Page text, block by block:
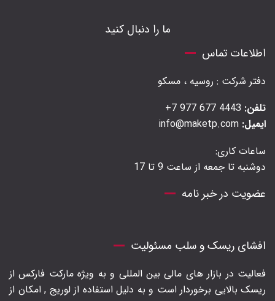
ما را دنبال کنید
اطلاعات تماس
دفتر شرکت : روسیه ، مسکو
تلفن:
ایمیل:
ساعات کاری:
دوشنبه تا جمعه از ساعت 9 تا 17
عضویت در خبر نامه
افشای ریسک و سلب مسئولیت
فعالیت در بازار های مالی بین المللی و به ویژه مارکت فارکس از
ریسک بالایی برخوردار است و به دلیل استفاده از لوریج , امکان از